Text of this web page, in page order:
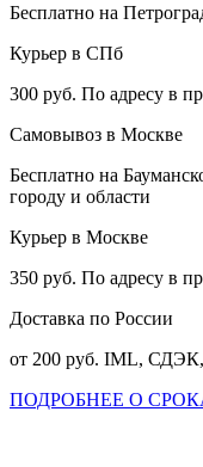
Бесплатно на
Курьер в СПб
300 руб. По адресу в
Самовывоз в Москве
Бесплатно на
городу и области
Курьер в Москве
350 руб. По адресу в
Доставка по России
от 200 руб. IML,
ПОДРОБНЕЕ О